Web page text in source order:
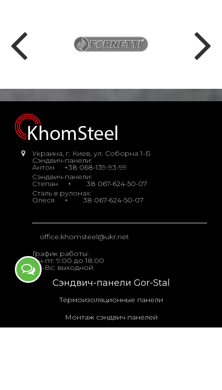
Украина, г. Киев, ул. Соборна 1-Б
Сэндвич-панели:
Антон
+38 068-139-93-99
Сэндвич-панели:
Степан +
38 067-624-50-07
Сталь в рулонах:
Олеся + 38 067-624-50-07
office.khomsteel@ukr.net
График работы:
Пн-пт: 9:00 до 18:00
Сб-Вс: выходной
Сэндвич-панели Gor-Stal
Термоизоляционные панели
Монтаж сэндвич панелей